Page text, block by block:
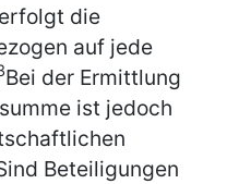
die
auf jede
Bei der Ermittlung
ist jedoch
Beteiligungen